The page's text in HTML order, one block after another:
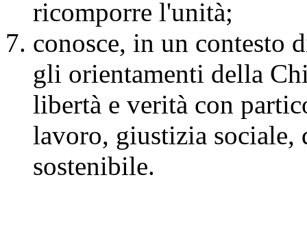
ricomporre l'unità;
conosce, in un contesto
gli orientamenti della
libertà e verità con
lavoro, giustizia sociale,
sostenibile.